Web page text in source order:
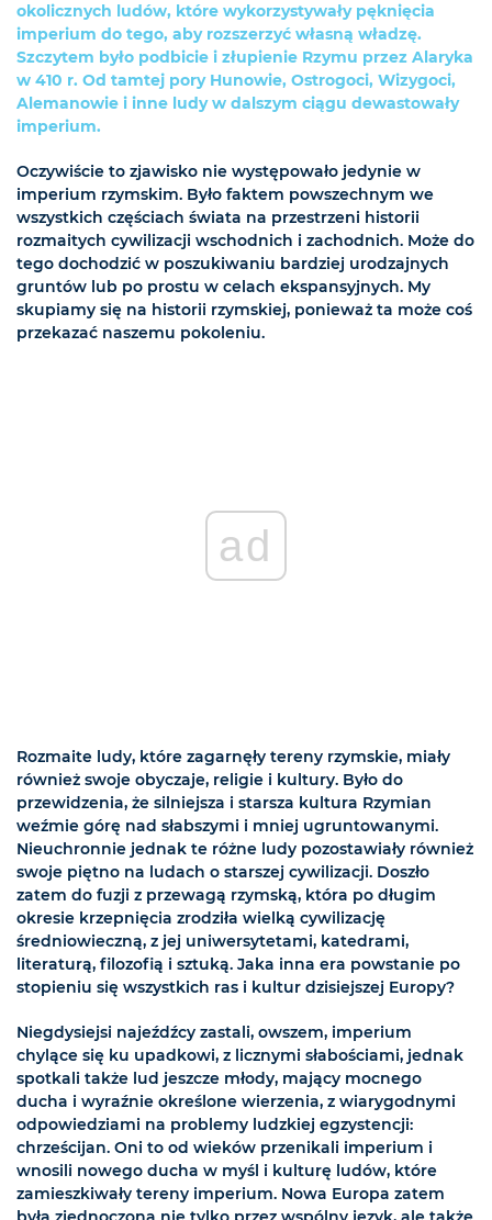
okolicznych ludów, które wykorzystywały pęknięcia
imperium do tego, aby rozszerzyć własną władzę.
Szczytem było podbicie i złupienie Rzymu przez Alaryka
w 410 r. Od tamtej pory Hunowie, Ostrogoci, Wizygoci,
Alemanowie i inne ludy w dalszym ciągu dewastowały
imperium.
Oczywiście to zjawisko nie występowało jedynie w
imperium rzymskim. Było faktem powszechnym we
wszystkich częściach świata na przestrzeni historii
rozmaitych cywilizacji wschodnich i zachodnich. Może do
tego dochodzić w poszukiwaniu bardziej urodzajnych
gruntów lub po prostu w celach ekspansyjnych. My
skupiamy się na historii rzymskiej, ponieważ ta może coś
przekazać naszemu pokoleniu.
ad
Rozmaite ludy, które zagarnęły tereny rzymskie, miały
również swoje obyczaje, religie i kultury. Było do
przewidzenia, że silniejsza i starsza kultura Rzymian
weźmie górę nad słabszymi i mniej ugruntowanymi.
Nieuchronnie jednak te różne ludy pozostawiały również
swoje piętno na ludach o starszej cywilizacji. Doszło
zatem do fuzji z przewagą rzymską, która po długim
okresie krzepnięcia zrodziła wielką cywilizację
średniowieczną, z jej uniwersytetami, katedrami,
literaturą, filozofią i sztuką. Jaka inna era powstanie po
stopieniu się wszystkich ras i kultur dzisiejszej Europy?
Niegdysiejsi najeźdźcy zastali, owszem, imperium
chylące się ku upadkowi, z licznymi słabościami, jednak
spotkali także lud jeszcze młody, mający mocnego
ducha i wyraźnie określone wierzenia, z wiarygodnymi
odpowiedziami na problemy ludzkiej egzystencji:
chrześcijan. Oni to od wieków przenikali imperium i
wnosili nowego ducha w myśl i kulturę ludów, które
zamieszkiwały tereny imperium. Nowa Europa zatem